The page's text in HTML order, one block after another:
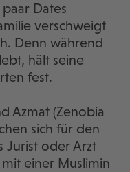
Dates
verschweigt
Denn während
hält seine
fest.
Azmat (Zenobia
sich für den
Jurist oder Arzt
einer Muslimin